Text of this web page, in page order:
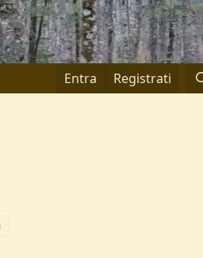
Entra Registrati